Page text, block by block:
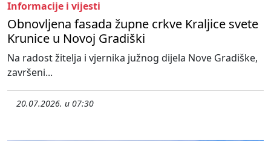
Informacije i vijesti
Obnovljena fasada župne crkve Kraljice svete
Krunice u Novoj Gradiški
Na radost žitelja i vjernika južnog dijela Nove Gradiške,
završeni...
20.07.2026. u 07:30